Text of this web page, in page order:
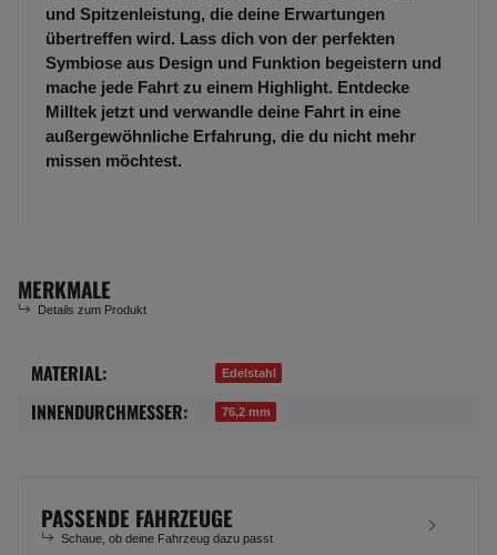
und Spitzenleistung, die deine Erwartungen
übertreffen wird. Lass dich von der perfekten
Symbiose aus Design und Funktion begeistern und
mache jede Fahrt zu einem Highlight. Entdecke
Milltek jetzt und verwandle deine Fahrt in eine
außergewöhnliche Erfahrung, die du nicht mehr
missen möchtest.
MERKMALE
Details zum Produkt
Produkteigenschaft
Wert
MATERIAL: Edelstahl
INNENDURCHMESSER: 76,2 mm
PASSENDE FAHRZEUGE
Schaue, ob deine Fahrzeug dazu passt